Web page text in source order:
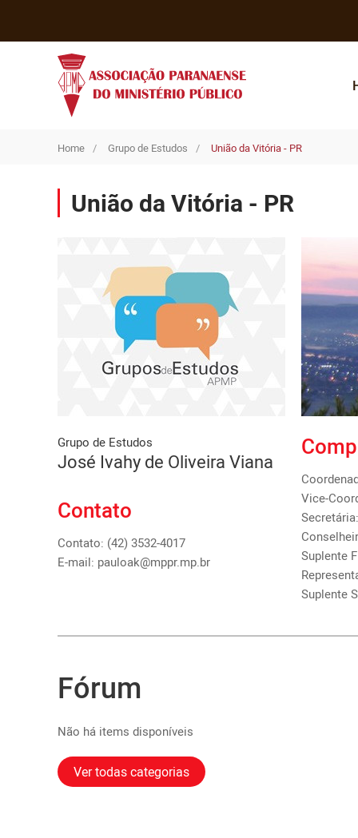
Home Grupo de Estudos União da Vitória - PR
União da Vitória - PR
Grupo de Estudos
José Ivahy de Oliveira Viana
Contato
Contato: (42) 3532-4017
E-mail: pauloak@mppr.mp.br
Vice-
Suplente
Suplente
Fórum
Não há items disponíveis
Ver todas categorias